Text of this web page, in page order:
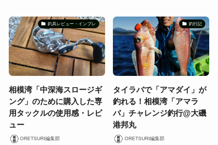
釣具レビュー・インプレ
相模湾「中深海スロージギ
ング」のために購入した専
用タックルの使用感・レビ
ュー
ORETSURI編集部
釣行記
タイラバで「アマダイ」が
釣れる！相模湾「アマラ
バ」チャレンジ釣行@大磯
港邦丸
ORETSURI編集部